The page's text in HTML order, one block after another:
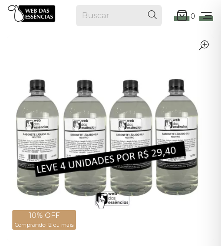
0
10% OFF
Comprando 12 ou mais